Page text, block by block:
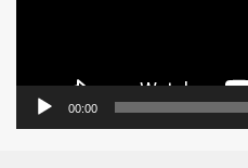
00:00